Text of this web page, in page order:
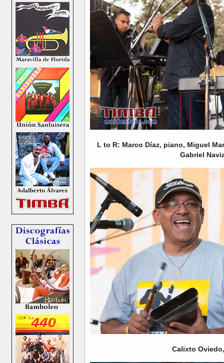
L to R: Marco Díaz, piano, Miguel
Gabriel
Calixto